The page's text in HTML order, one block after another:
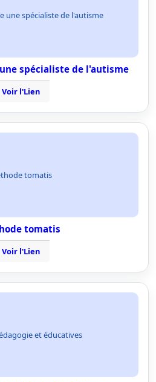
une spécialiste de l'autisme
spécialiste de l'autisme
Voir l'Lien
tomatis
tomatis
Voir l'Lien
et éducatives